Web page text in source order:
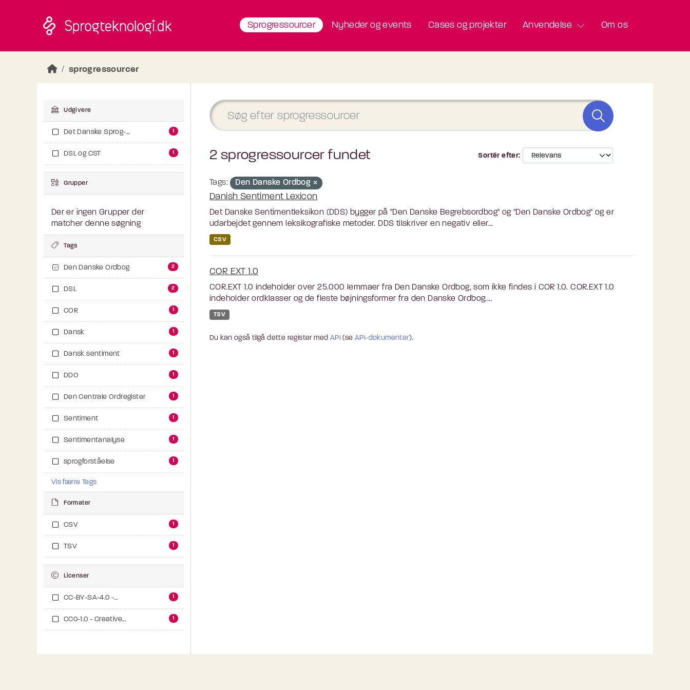
Sprogressourcer Nyheder og events Cases og projekter Anvendelse Om os
sprogressourcer
Udgivere
Det Danske Sprog-... 1
DSL og CST 1
Grupper
Der er ingen Grupper der
matcher denne søgning
Tags
Den Danske Ordbog 2
DSL 2
COR 1
Dansk 1
Dansk sentiment 1
DDO 1
Den Centrale Ordregister 1
Sentiment 1
Sentimentanalyse 1
sprogforståelse 1
Vis færre Tags
Formater
CSV 1
TSV 1
Licenser
CC-BY-SA-4.0 -... 1
CC0-1.0 - Creative... 1
Sortér efter
2 sprogressourcer fundet
Tags: Den Danske Ordbog
Danish Sentiment Lexicon
Det Danske Sentimentleksikon (DDS) bygger på "Den Danske Begrebsordbog" og "Den Danske Ordbog" og er
udarbejdet gennem leksikografiske metoder. DDS tilskriver en negativ eller...
CSV
COR EXT 1.0
COR.EXT 1.0 indeholder over 25.000 lemmaer fra Den Danske Ordbog, som ikke findes i COR 1.0. COR.EXT 1.0
indeholder ordklasser og de fleste bøjningsformer fra den Danske Ordbog....
TSV
Du kan også tilgå dette register med API (seAPI-dokumenter).